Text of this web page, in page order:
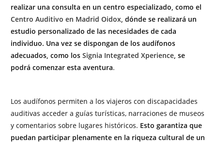
realizar una consulta en un centro especializado, como el
Centro Auditivo en Madrid Oidox, dónde se realizará un
estudio personalizado de las necesidades de cada
individuo. Una vez se dispongan de los audífonos
adecuados, como losSignia Integrated Xperience, se
podrá comenzar esta aventura.
Los audífonos permiten a los viajeros con discapacidades
auditivas acceder a guías turísticas, narraciones de museos
y comentarios sobre lugares históricos. Esto garantiza que
puedan participar plenamente en la riqueza cultural de un